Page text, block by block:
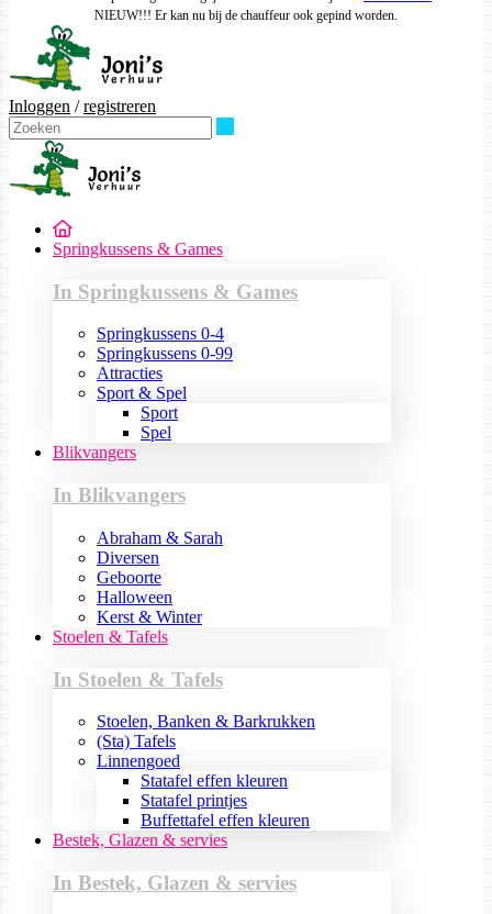
NIEUW!!! Er kan nu bij de chauffeur ook gepind worden.
Inloggen /registreren
Springkussens & Games
In Springkussens & Games
Springkussens 0-4
Springkussens 0-99
Attracties
Sport & Spel
Sport
Spel
Blikvangers
In Blikvangers
Abraham & Sarah
Diversen
Geboorte
Halloween
Kerst & Winter
Stoelen & Tafels
In Stoelen & Tafels
Stoelen, Banken & Barkrukken
(Sta) Tafels
Linnengoed
Statafel effen kleuren
Statafel printjes
Buffettafel effen kleuren
Bestek, Glazen & servies
In Bestek, Glazen & servies